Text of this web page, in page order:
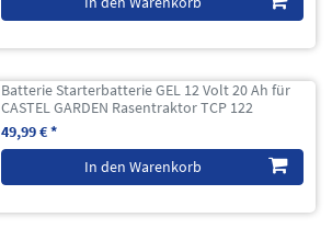
Batterie Starterbatterie GEL 12 Volt 20 Ah für
CASTEL GARDEN Rasentraktor TCP 122
49,99 € *
In den Warenkorb